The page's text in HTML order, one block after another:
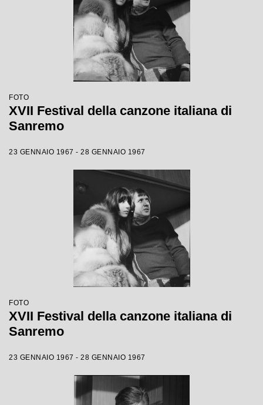
FOTO
XVII Festival della canzone italiana di
Sanremo
23 GENNAIO 1967 - 28 GENNAIO 1967
FOTO
XVII Festival della canzone italiana di
Sanremo
23 GENNAIO 1967 - 28 GENNAIO 1967